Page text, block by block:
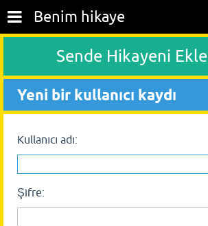
Benim hikaye
Sende Hikayeni Ekle
Yeni bir kullanıcı kaydı
Kullanıcı adı:
Şifre: